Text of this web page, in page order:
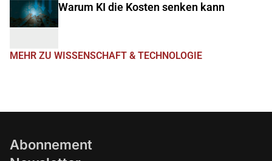
Warum KI die Kosten senken kann
MEHR ZU WISSENSCHAFT & TECHNOLOGIE
Abonnement